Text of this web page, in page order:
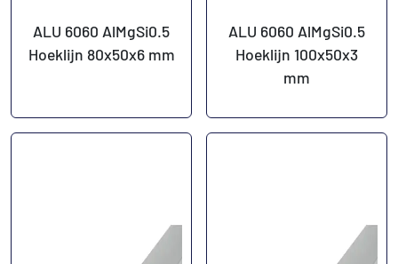
ALU 6060 AlMgSi0.5
Hoeklijn 80x50x6 mm
ALU 6060 AlMgSi0.5
Hoeklijn 100x50x3
mm